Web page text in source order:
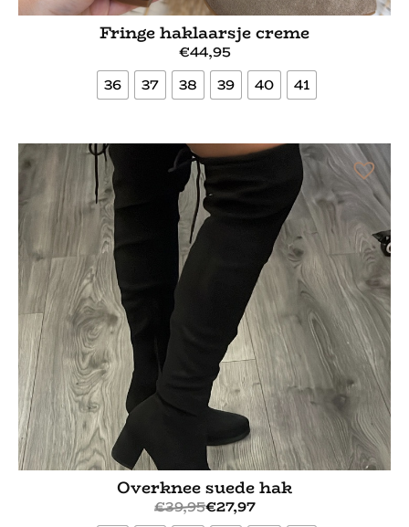
Fringe haklaarsje creme
€44,95
36
37 38 39 40 41
Overknee suede hak
€39,95€27,97